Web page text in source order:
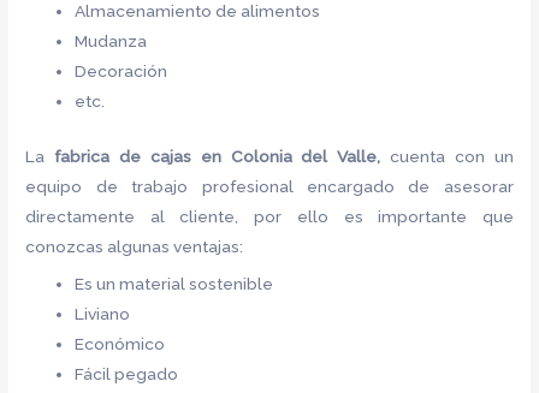
Almacenamiento de alimentos
Mudanza
Decoración
etc.
La fabrica de cajas en Colonia del Valle,cuenta con un
equipo de trabajo profesional encargado de asesorar
directamente al cliente, por ello es importante que
conozcas algunas ventajas:
Es un material sostenible
Liviano
Económico
Fácil pegado